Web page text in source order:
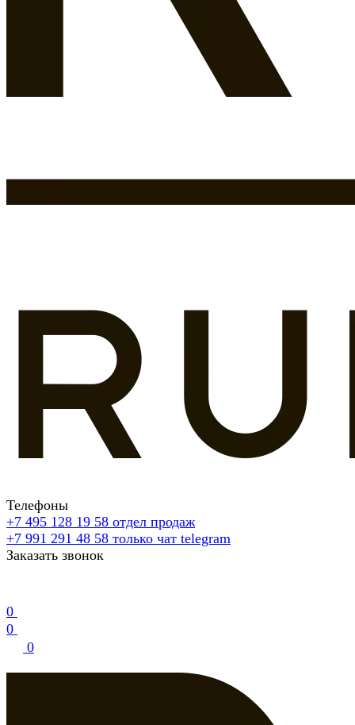
Телефоны
+7 495 128 19 58 отдел продаж
+7 991 291 48 58 только чат telegram
Заказать звонок
0
0
0